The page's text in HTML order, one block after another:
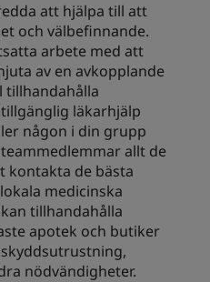
att hjälpa till att
och välbefinnande.
arbete med att
av en avkopplande
tillhandahålla
läkarhjälp
någon i din grupp
allt de
kontakta de bästa
medicinska
tillhandahålla
apotek och butiker
nödvändigheter.